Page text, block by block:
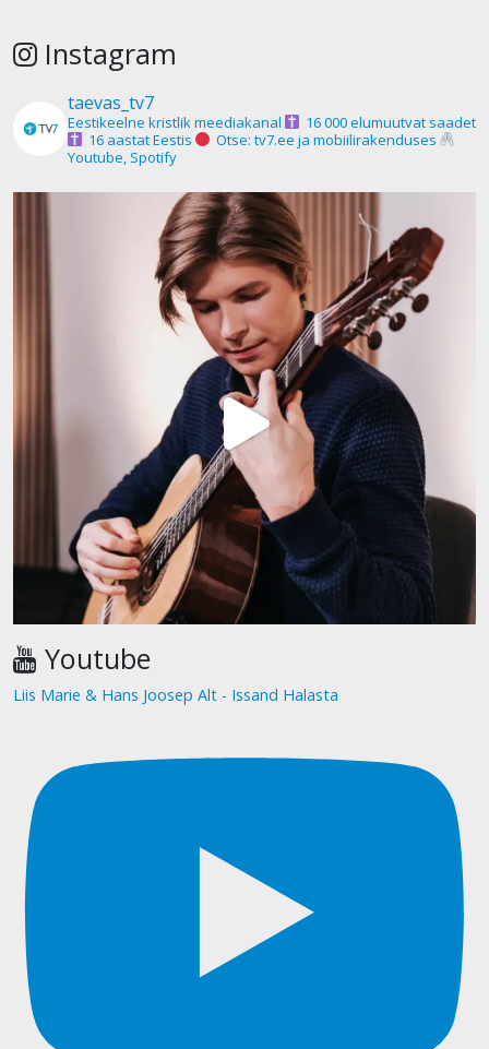
Instagram
taevas_tv7
Eestikeelne kristlik meediakanal
16 000 elumuutvat saadet
16 aastat Eestis
Otse: tv7.ee ja mobiilirakenduses
Youtube, Spotify
Youtube
Liis Marie & Hans Joosep Alt - Issand Halasta